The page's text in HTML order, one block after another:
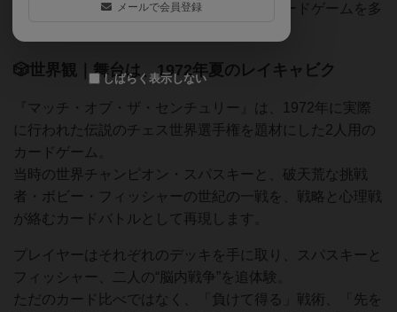
インスタで、親子・初心者にも楽しめるボードゲームを多
🎲世界観｜舞台は、1972年夏のレイキャビク
『マッチ・オブ・ザ・センチュリー』は、1972年に実際
に行われた伝説のチェス世界選手権を題材にした2人用の
カードゲーム。
当時の世界チャンピオン・スパスキーと、破天荒な挑戦
者・ボビー・フィッシャーの世紀の一戦を、戦略と心理戦
が絡むカードバトルとして再現します。
プレイヤーはそれぞれのデッキを手に取り、スパスキーと
フィッシャー、二人の“脳内戦争”を追体験。
ただのカード比べではなく、「負けて得る」戦術、「先を
メールで会員登録
しばらく表示しない